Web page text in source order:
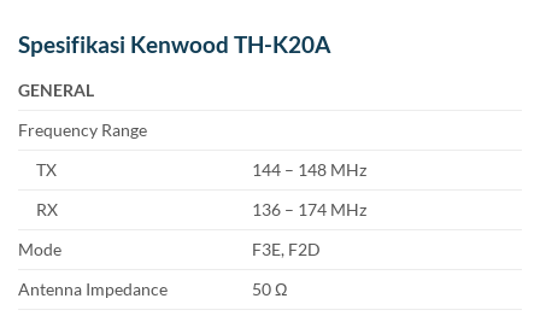
Spesifikasi Kenwood TH-K20A
GENERAL
Frequency Range
TX
144 – 148 MHz
RX
136 – 174 MHz
Mode
F3E, F2D
Antenna Impedance
50 Ω